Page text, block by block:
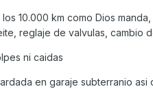
10.000 km como Dios
reglaje de valvulas, cambio
ni caidas
en garaje subterranio